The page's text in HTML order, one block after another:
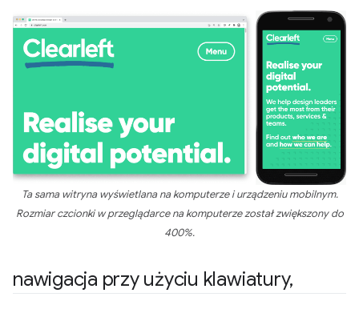
Ta sama witryna wyświetlana na komputerze i urządzeniu mobilnym.
Rozmiar czcionki w przeglądarce na komputerze został zwiększony do
400%.
nawigacja przy użyciu klawiatury,